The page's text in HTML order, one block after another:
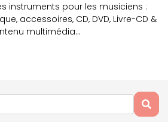
instruments pour les musiciens :
accessoires, CD, DVD, Livre-CD &
multimédia…
if you really want to win a huge